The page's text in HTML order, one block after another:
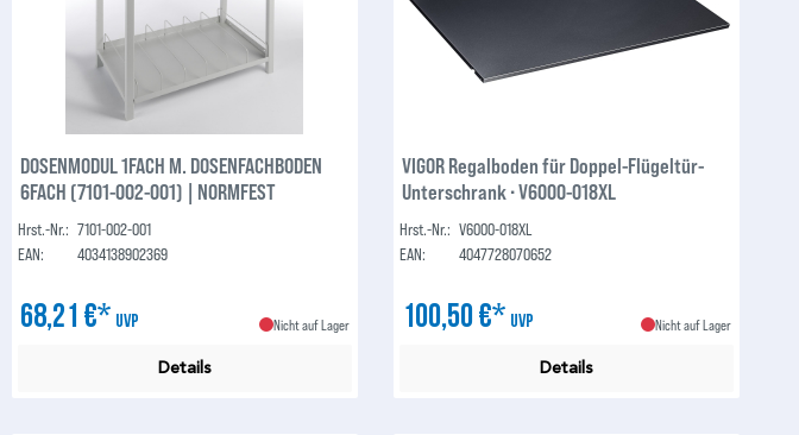
DOSENMODUL 1FACH M. DOSENFACHBODEN
6FACH (7101-002-001) | NORMFEST
Hrst.-Nr.: 7101-002-001
EAN:
4034138902369
68,21 €* UVP Nicht auf Lager
Details
VIGOR Regalboden für Doppel-Flügeltür-
Unterschrank ∙ V6000-018XL
Hrst.-Nr.: V6000-018XL
EAN:
4047728070652
100,50 €* UVP Nicht auf Lager
Details